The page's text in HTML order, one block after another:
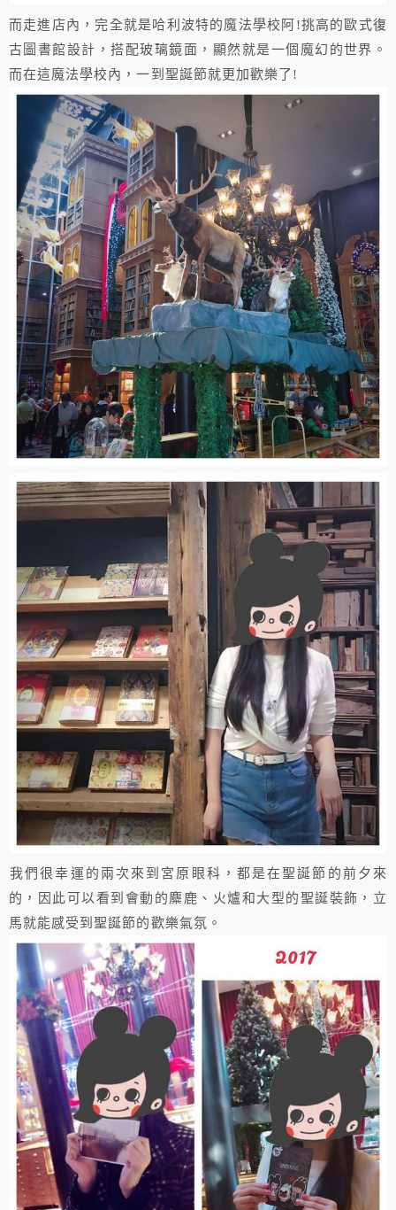
而走進店內，完全就是哈利波特的魔法學校阿!挑高的歐式復
古圖書館設計，搭配玻璃鏡面，顯然就是一個魔幻的世界。
而在這魔法學校內，一到聖誕節就更加歡樂了!
​​我們很幸運的兩次來到宮原眼科，都是在聖誕節的前夕來
的，因此可以看到會動的麋鹿、火爐和大型的聖誕裝飾，立
馬就能感受到聖誕節的歡樂氣氛。​​